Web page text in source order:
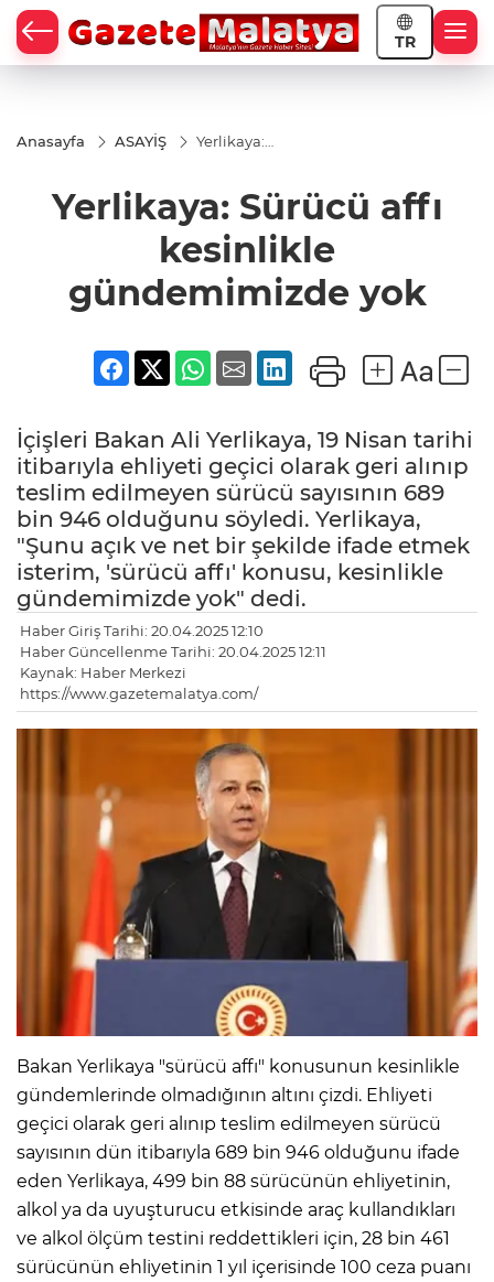
TR
Anasayfa ASAYİŞ
Yerlikaya:
gündemimizde
yok
Yerlikaya: Sürücü affı
kesinlikle
gündemimizde yok
İçişleri Bakan Ali Yerlikaya, 19 Nisan tarihi
itibarıyla ehliyeti geçici olarak geri alınıp
teslim edilmeyen sürücü sayısının 689
bin 946 olduğunu söyledi. Yerlikaya,
"Şunu açık ve net bir şekilde ifade etmek
isterim, 'sürücü affı' konusu, kesinlikle
gündemimizde yok" dedi.
Haber Giriş Tarihi: 20.04.2025 12:10
Haber Güncellenme Tarihi: 20.04.2025 12:11
Kaynak: Haber Merkezi
https://www.gazetemalatya.com/
Bakan Yerlikaya "sürücü affı" konusunun kesinlikle
gündemlerinde olmadığının altını çizdi. Ehliyeti
geçici olarak geri alınıp teslim edilmeyen sürücü
sayısının dün itibarıyla 689 bin 946 olduğunu ifade
eden Yerlikaya, 499 bin 88 sürücünün ehliyetinin,
alkol ya da uyuşturucu etkisinde araç kullandıkları
ve alkol ölçüm testini reddettikleri için, 28 bin 461
sürücünün ehliyetinin 1 yıl içerisinde 100 ceza puanı